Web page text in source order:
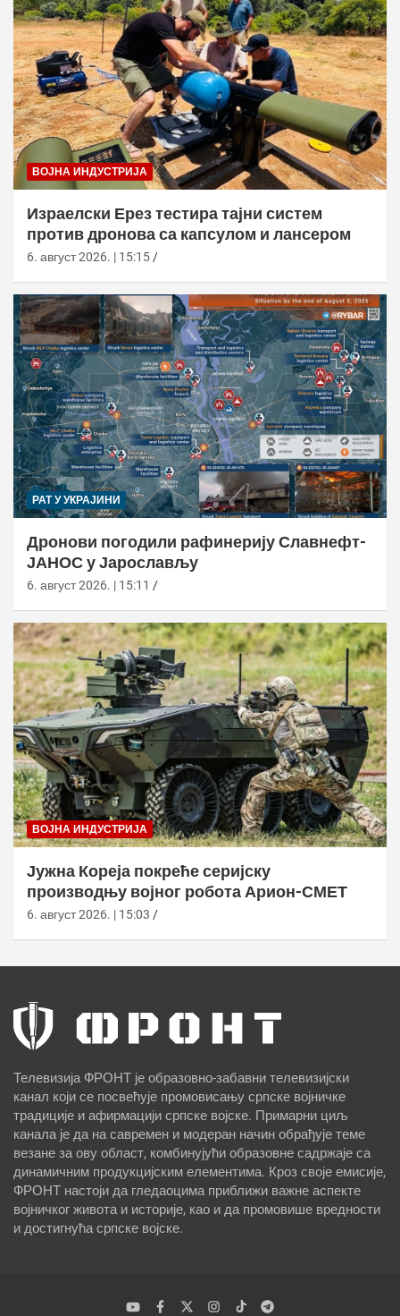
ВОЈНА ИНДУСТРИЈА
Израелски Ерез тестира тајни систем
против дронова са капсулом и лансером
6. август 2026. | 15:15
РАТ У УКРАЈИНИ
Дронови погодили рафинерију Славнефт-
ЈАНОС у Јарослављу
6. август 2026. | 15:11
ВОЈНА ИНДУСТРИЈА
Јужна Кореја покреће серијску
производњу војног робота Арион-СМЕТ
6. август 2026. | 15:03
Телевизија ФРОНТ је образовно-забавни телевизијски
канал који се посвећује промовисању српске војничке
традиције и афирмацији српске војске. Примарни циљ
канала је да на савремен и модеран начин обрађује теме
везане за ову област, комбинујући образовне садржаје са
динамичним продукцијским елементима. Кроз своје емисије,
ФРОНТ настоји да гледаоцима приближи важне аспекте
војничког живота и историје, као и да промовише вредности
и достигнућа српске војске.